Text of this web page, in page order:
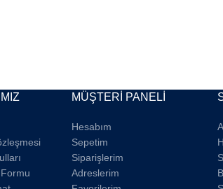
MÜŞTERİ PANELİ
Hesabım
Sepetim
Siparişlerim
Adreslerim